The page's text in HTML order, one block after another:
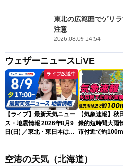
東北の広範囲でゲリ
注意
2026.08.09 14:54
ウェザーニュースLiVE
ライブ放送中
【ライブ】最新天気ニュー
ス・地震情報 2026年8月9
日(日) ／東北・東日本は急
北美月／芳野達郎〉
【気象速報】秋
録的短時間大雨
市付近で約
空港の天気（北海道）